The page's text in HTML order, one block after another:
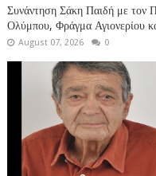
Συνάντηση Σάκη Παιδή με τον
Ολύμπου, Φράγμα Αγιονερίου
August 07, 2026 0